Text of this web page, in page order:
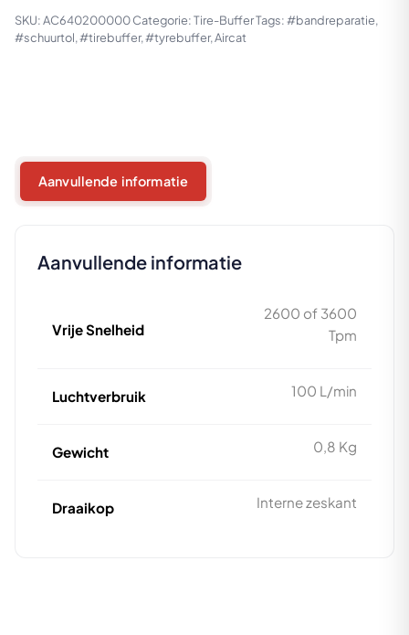
SKU:AC640200000Categorie:Tire-BufferTags:#bandreparatie,
#schuurtol,#tirebuffer,#tyrebuffer,Aircat
Aanvullende informatie
Aanvullende informatie
Vrije Snelheid
2600 of 3600
Tpm
Luchtverbruik 100 L/min
Gewicht 0,8 Kg
Draaikop Interne zeskant